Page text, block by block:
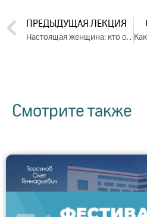
ПРЕДЫДУЩАЯ ЛЕКЦИЯ
Настоящая женщина: кто она (2019)
Смотрите также